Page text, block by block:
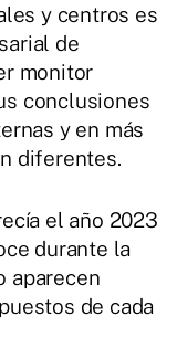
y centros es
de
monitor
conclusiones
y en más
diferentes.
el año 2023
durante la
aparecen
de cada